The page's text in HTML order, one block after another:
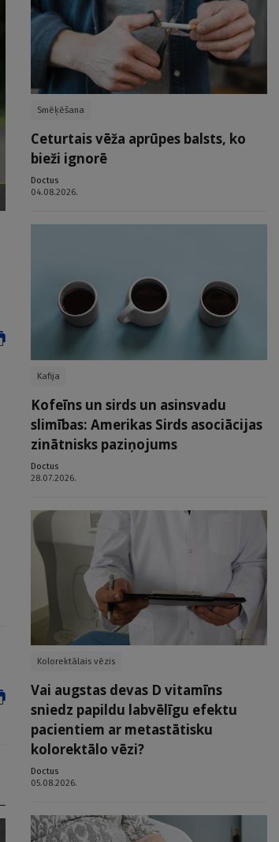
Smēķēšana
Ceturtais vēža aprūpes balsts, ko
bieži ignorē
Doctus
04.08.2026.
Kafija
Kofeīns un sirds un asinsvadu
slimības: Amerikas Sirds asociācijas
zinātnisks paziņojums
Doctus
28.07.2026.
Kolorektālais vēzis
Vai augstas devas D vitamīns
sniedz papildu labvēlīgu efektu
pacientiem ar metastātisku
kolorektālo vēzi?
Doctus
05.08.2026.